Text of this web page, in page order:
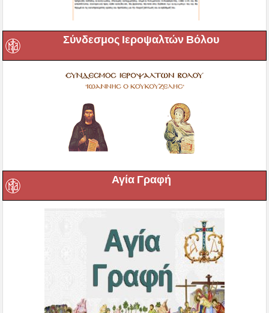
Σύνδεσμος Ιεροψαλτών Βόλου
Αγία Γραφή